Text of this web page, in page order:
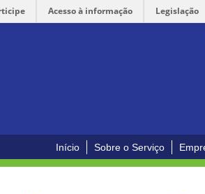
Acesso à informação Legislação
Início Sobre o Serviço